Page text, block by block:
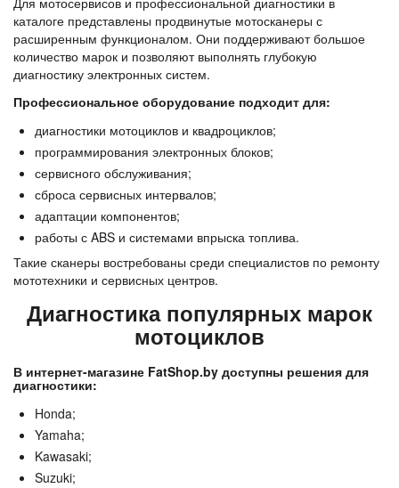
каталоге представлены продвинутые мотосканеры с
расширенным функционалом. Они поддерживают большое
количество марок и позволяют выполнять глубокую
диагностику электронных систем.
Профессиональное оборудование подходит для:
диагностики мотоциклов и квадроциклов;
программирования электронных блоков;
сервисного обслуживания;
сброса сервисных интервалов;
адаптации компонентов;
работы с ABS и системами впрыска топлива.
Такие сканеры востребованы среди специалистов по ремонту
мототехники и сервисных центров.
Диагностика популярных марок
мотоциклов
В интернет-магазине FatShop.by доступны решения для
диагностики:
Honda;
Yamaha;
Kawasaki;
Suzuki;